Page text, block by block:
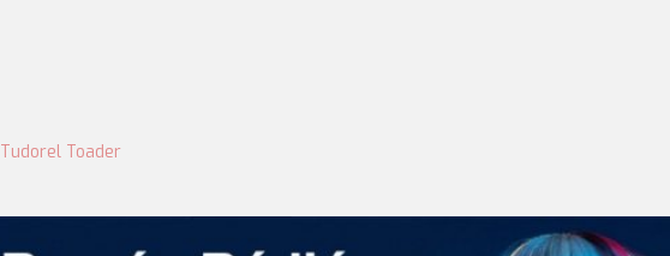
Tudorel Toader